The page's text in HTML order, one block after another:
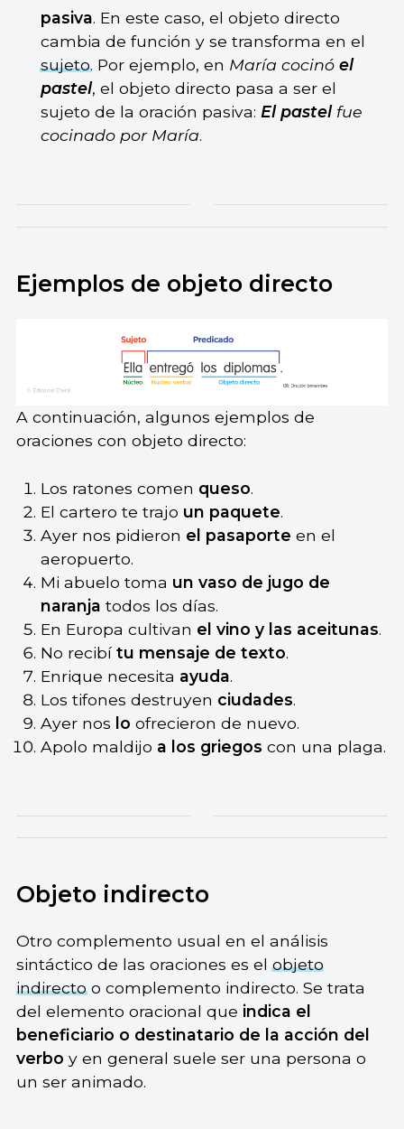
pasiva. En este caso, el objeto directo
cambia de función y se transforma en el
sujeto. Por ejemplo, en María cocinó el
pastel, el objeto directo pasa a ser el
sujeto de la oración pasiva: El pastel fue
cocinado por María.
Ejemplos de objeto directo
A continuación, algunos ejemplos de
oraciones con objeto directo:
Los ratones comen queso.
El cartero te trajo un paquete.
Ayer nos pidieron el pasaporte en el
aeropuerto.
Mi abuelo toma un vaso de jugo de
naranja todos los días.
En Europa cultivan el vino y las aceitunas.
No recibí tu mensaje de texto.
Enrique necesita ayuda.
Los tifones destruyen ciudades.
Ayer nos lo ofrecieron de nuevo.
Apolo maldijo a los griegos con una plaga.
Objeto indirecto
Otro complemento usual en el análisis
sintáctico de las oraciones es elobjeto
indirectoo complemento indirecto. Se trata
del elemento oracional que indica el
beneficiario o destinatario de la acción del
verbo y en general suele ser una persona o
un ser animado.